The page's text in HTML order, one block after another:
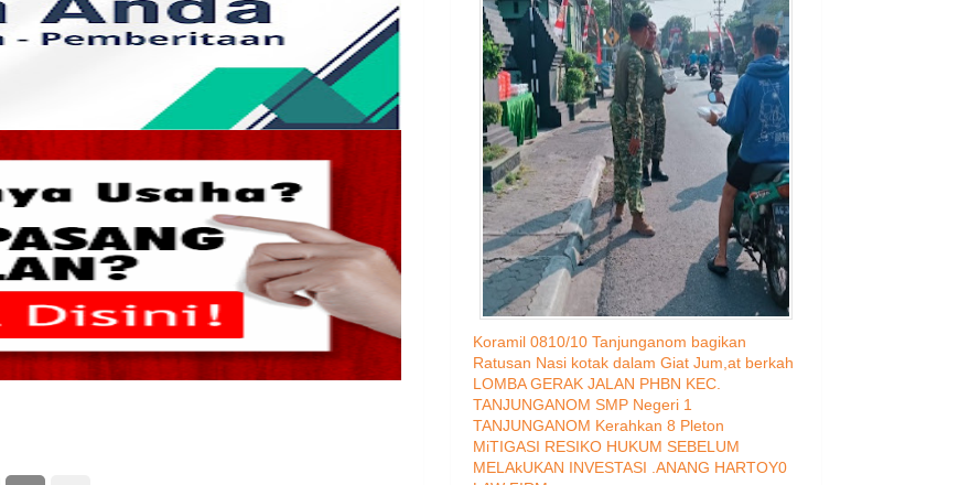
Koramil 0810/10 Tanjunganom bagikan
Ratusan Nasi kotak dalam Giat Jum,at berkah
LOMBA GERAK JALAN PHBN KEC.
TANJUNGANOM SMP Negeri 1
TANJUNGANOM Kerahkan 8 Pleton
MiTIGASI RESIKO HUKUM SEBELUM
MELAkUKAN INVESTASI .ANANG HARTOY0